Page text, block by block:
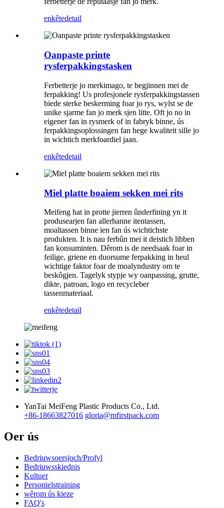
enkêtedetail
Oanpaste printe
rysferpakkingstasken
Ferbetterje jo merkimago, te begjinnen mei de
ferpakking! Us profesjonele rysferpakkingstassen
biede sterke beskerming foar jo rys, wylst se de
unike sjarme fan jo merk sjen litte. Oft jo no in
eigener fan in rysmerk of in fabryk binne, ús
ferpakkingsoplossingen fan hege kwaliteit sille jo
in wichtich merkfoardiel jaan.
enkêtedetail
Miel platte boaiem sekken mei rits
Meifeng hat in protte jierren ûnderfining yn it
produsearjen fan allerhanne itentassen,
moaltassen binne ien fan ús wichtichste
produkten. It is nau ferbûn mei it deistich libben
fan konsuminten. Dêrom is de needsaak foar in
feilige, griene en duorsume ferpakking in heul
wichtige faktor foar de moalyndustry om te
beskôgjen. Tagelyk stypje wy oanpassing, grutte,
dikte, patroan, logo en recycleber
tassenmateriaal.
enkêtedetail
YanTai MeiFeng Plastic Products Co., Ltd.
+86-18663827016 gloria@mfirstpack.com
Oer ús
Bedriuwsoersjoch/Profyl
Bedriuwsskiednis
Kultuer
Personielstraining
wêrom ús kieze
FAQ's